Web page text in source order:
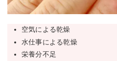
空気による乾燥
水仕事による乾燥
栄養分不足